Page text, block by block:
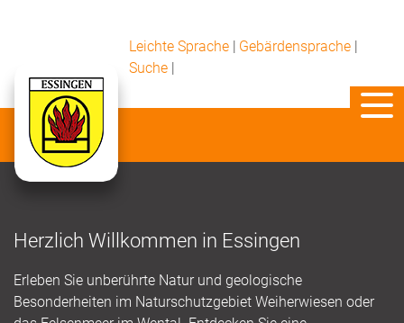
Leichte Sprache | Gebärdensprache |
Suche |
Herzlich Willkommen in Essingen
Erleben Sie unberührte Natur und geologische
Besonderheiten im Naturschutzgebiet Weiherwiesen oder